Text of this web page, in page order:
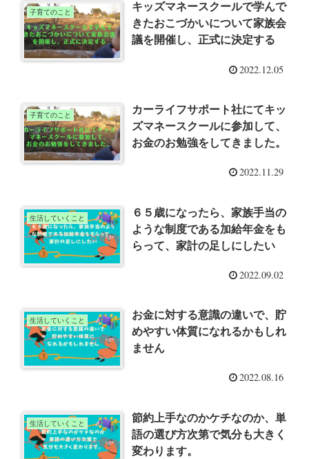
子育てのこと
キッズマネースクールで学んで
きたおこづかいについて家族会
議を開催し、正式に決定する
2022.12.05
子育てのこと
カーライフサポート社にてキッ
ズマネースクールに参加して、
お金のお勉強をしてきました。
2022.11.29
生活していくこと
６５歳になったら、家族手当の
ような制度である加給年金をも
らって、家計の足しにしたい
2022.09.02
生活していくこと
お金に対する意識の違いで、貯
めやすい体質になれるかもしれ
ません
2022.08.16
生活していくこと
節約上手なのかケチなのか、単
語の選び方次第で気分も大きく
変わります。